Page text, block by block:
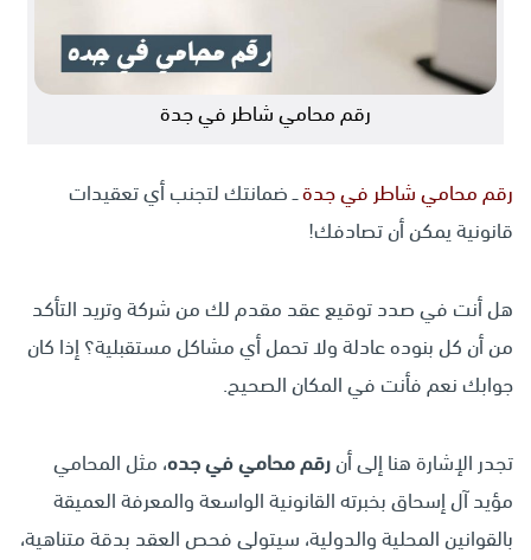
رقم محامي شاطر في جدة
رقم محامي شاطر في جدةــ ضمانتك لتجنب أي تعقيدات
قانونية يمكن أن تصادفك!
هل أنت في صدد توقيع عقد مقدم لك من شركة وتريد التأكد
من أن كل بنوده عادلة ولا تحمل أي مشاكل مستقبلية؟ إذا كان
جوابك نعم فأنت في المكان الصحيح.
تجدر الإشارة هنا إلى أنرقم محامي في جده، مثل المحامي
مؤيد آل إسحاق بخبرته القانونية الواسعة والمعرفة العميقة
بالقوانين المحلية والدولية، سيتولى فحص العقد بدقة متناهية،